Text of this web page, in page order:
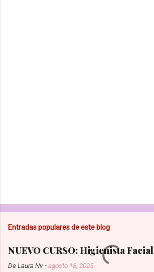
Entradas populares de este blog
NUEVO CURSO: Higienista Facial
DeLaura Nv -agosto 18, 2025